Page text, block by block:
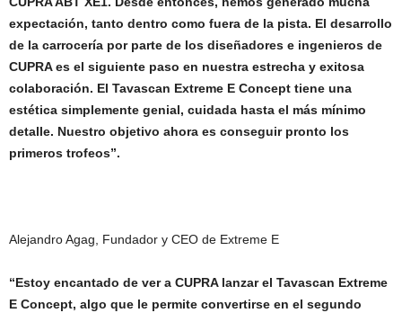
expectación, tanto dentro como fuera de la pista. El desarrollo
de la carrocería por parte de los diseñadores e ingenieros de
CUPRA es el siguiente paso en nuestra estrecha y exitosa
colaboración. El Tavascan Extreme E Concept tiene una
estética simplemente genial, cuidada hasta el más mínimo
detalle. Nuestro objetivo ahora es conseguir pronto los
primeros trofeos”.
Alejandro Agag, Fundador y CEO de Extreme E
“Estoy encantado de ver a CUPRA lanzar el Tavascan Extreme
E Concept, algo que le permite convertirse en el segundo